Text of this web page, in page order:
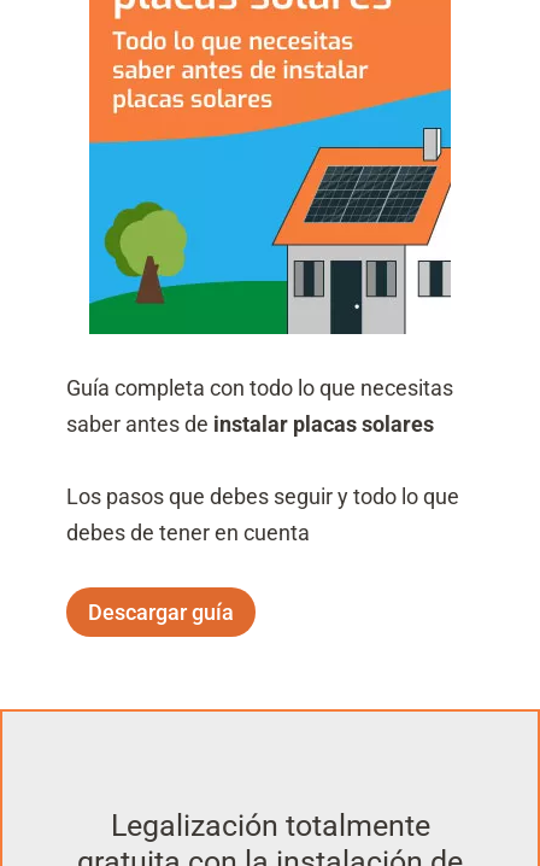
Guía completa con todo lo que necesitas
saber antes de instalar placas solares
Los pasos que debes seguir y todo lo que
debes de tener en cuenta
Descargar guía
Legalización totalmente